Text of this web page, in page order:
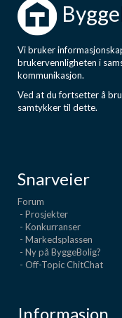
Vi bruker
brukervennligheten i
kommunikasjon.
Ved at du fortsetter å
samtykker til dette.
Snarveier
Forum
- Prosjekter
- Konkurranser
- Markedsplassen
- Ny på ByggeBolig?
- Off-Topic ChitChat
Informasjon